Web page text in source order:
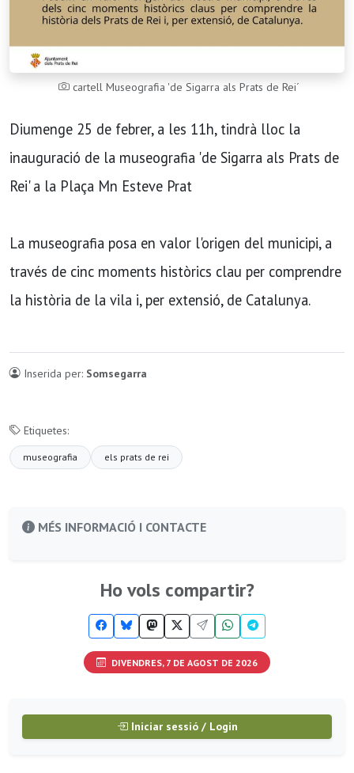
cartell Museografia 'de Sigarra als Prats de Rei´
Diumenge 25 de febrer, a les 11h, tindrà lloc la
inauguració de la museografia 'de Sigarra als Prats de
Rei' a la Plaça Mn Esteve Prat
La museografia posa en valor l'origen del municipi, a
través de cinc moments històrics clau per comprendre
la història de la vila i, per extensió, de Catalunya.
Inserida per: Somsegarra
Etiquetes:
museografia els prats de rei
MÉS INFORMACIÓ I CONTACTE
Ho vols compartir?
DIVENDRES, 7 DE AGOST DE 2026
Iniciar sessió / Login